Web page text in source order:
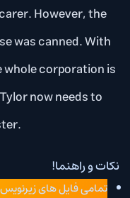
However, the
was canned. With
whole corporation is
now needs to
نکات و راهنما!